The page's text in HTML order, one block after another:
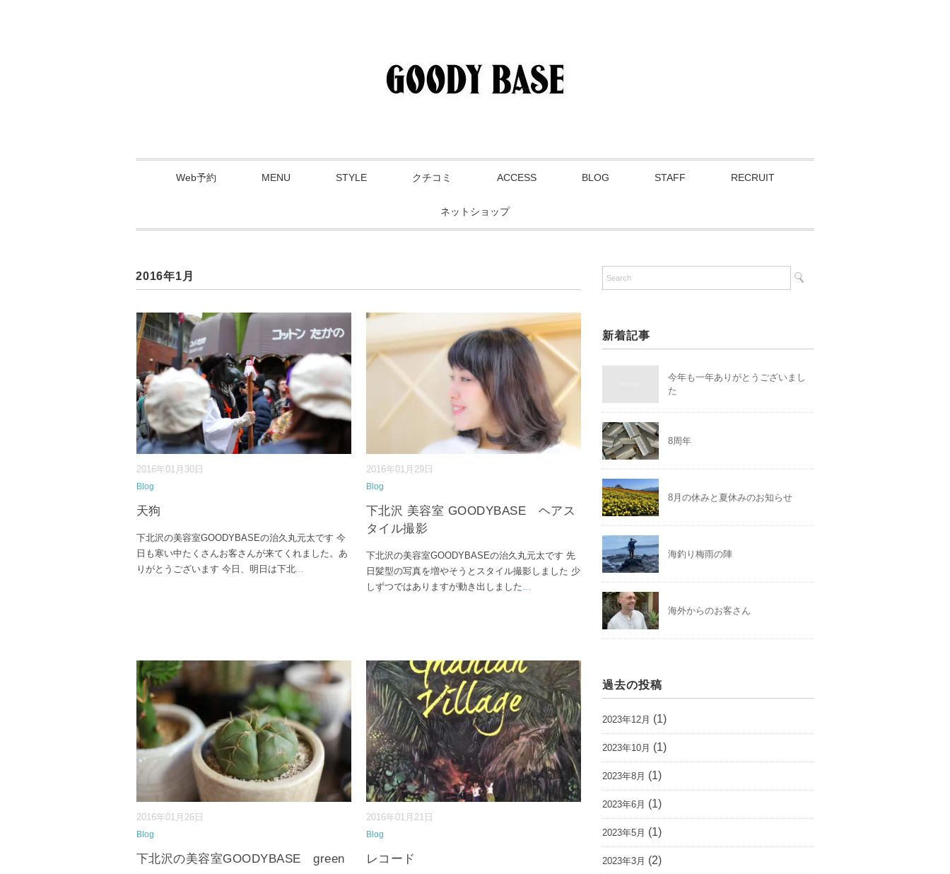
Web予約 MENU STYLE クチコミ ACCESS BLOG STAFF RECRUIT
ネットショップ
2016年1月
2016年01月30日
Blog
天狗
下北沢の美容室GOODYBASEの治久丸元太です 今
日も寒い中たくさんお客さんが来てくれました。あ
りがとうございます 今日、明日は下北...
2016年01月29日
Blog
下北沢 美容室 GOODYBASE ヘアス
タイル撮影
下北沢の美容室GOODYBASEの治久丸元太です 先
日髪型の写真を増やそうとスタイル撮影しました 少
しずつではありますが動き出しました...
2016年01月26日
Blog
下北沢の美容室GOODYBASE green
2016年01月21日
Blog
レコード
新着記事
今年も一年ありがとうございまし
た
8周年
8月の休みと夏休みのお知らせ
海釣り梅雨の陣
海外からのお客さん
過去の投稿
2023年12月 (1)
2023年10月 (1)
2023年8月 (1)
2023年6月 (1)
2023年5月 (1)
2023年3月 (2)